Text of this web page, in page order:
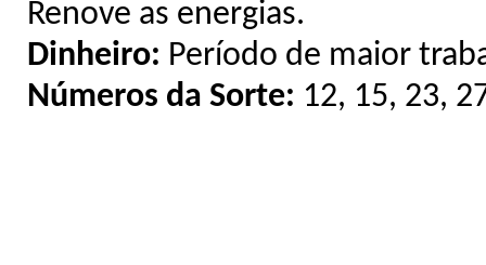
Renove as energias.
Dinheiro: Período de maior
Números da Sorte: 12, 15, 23,